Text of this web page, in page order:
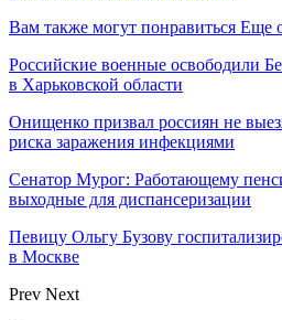
Вам также могут понравиться Еще
Российские военные освободили
в Харьковской области
Онищенко призвал россиян не
риска заражения инфекциями
Сенатор Мурог: Работающему
выходные для диспансеризации
Певицу Ольгу Бузову
в Москве
Prev Next